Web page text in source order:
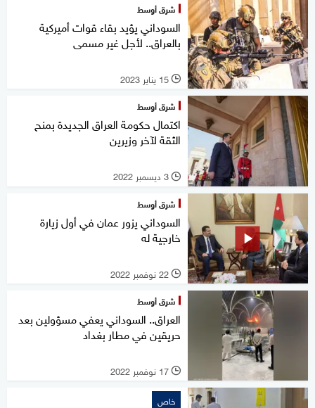
شرق أوسط
السوداني يؤيد بقاء قوات أميركية
بالعراق.. لأجل غير مسمى
l 15 يناير 2023
شرق أوسط
اكتمال حكومة العراق الجديدة بمنح
الثقة لآخر وزيرين
l 3 ديسمبر 2022
شرق أوسط
السوداني يزور عمان في أول زيارة
خارجية له
l 22 نوفمبر 2022
شرق أوسط
العراق.. السوداني يعفي مسؤولين بعد
حريقين في مطار بغداد
l 17 نوفمبر 2022
خاص